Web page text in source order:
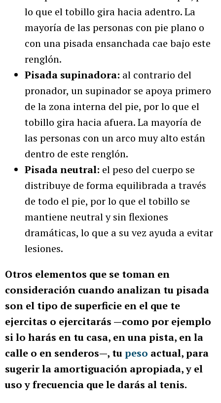
lo que el tobillo gira hacia adentro. La
mayoría de las personas con pie plano o
con una pisada ensanchada cae bajo este
renglón.
Pisada supinadora: al contrario del
pronador, un supinador se apoya primero
de la zona interna del pie, por lo que el
tobillo gira hacia afuera. La mayoría de
las personas con un arco muy alto están
dentro de este renglón.
Pisada neutral: el peso del cuerpo se
distribuye de forma equilibrada a través
de todo el pie, por lo que el tobillo se
mantiene neutral y sin flexiones
dramáticas, lo que a su vez ayuda a evitar
lesiones.
Otros elementos que se toman en
consideración cuando analizan tu pisada
son el tipo de superficie en el que te
ejercitas o ejercitarás —como por ejemplo
si lo harás en tu casa, en una pista, en la
calle o en senderos—, tupeso actual, para
sugerir la amortiguación apropiada, y el
uso y frecuencia que le darás al tenis.